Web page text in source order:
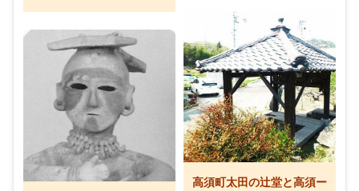
高須町太田の辻堂と高須ー